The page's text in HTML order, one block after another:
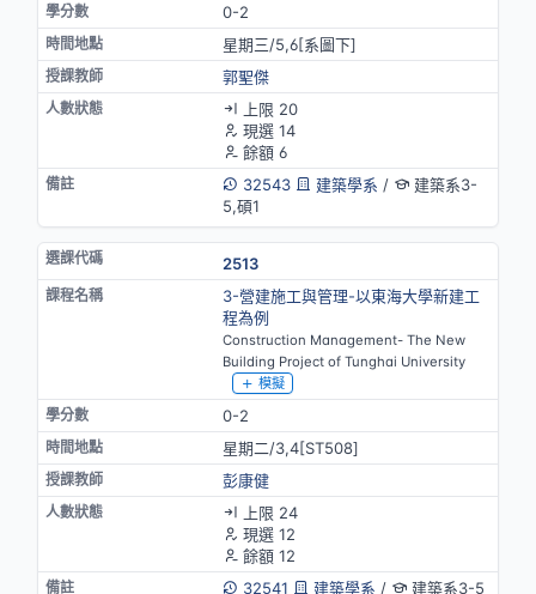
0-2
星期三/5,6[系圖下]
郭聖傑
上限 20
現選 14
餘額 6
32543
建築學系 /
建築系3-
5,碩1
2513
3-營建施工與管理-以東海大學新建工
程為例
Construction Management- The New
Building Project of Tunghai University
模擬
0-2
星期二/3,4[ST508]
彭康健
上限 24
現選 12
餘額 12
32541
建築學系 /
建築系3-5